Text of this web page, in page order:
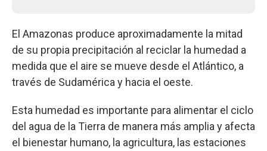
El Amazonas produce aproximadamente la mitad
de su propia precipitación al reciclar la humedad a
medida que el aire se mueve desde el Atlántico, a
través de Sudamérica y hacia el oeste.
Esta humedad es importante para alimentar el ciclo
del agua de la Tierra de manera más amplia y afecta
el bienestar humano, la agricultura, las estaciones